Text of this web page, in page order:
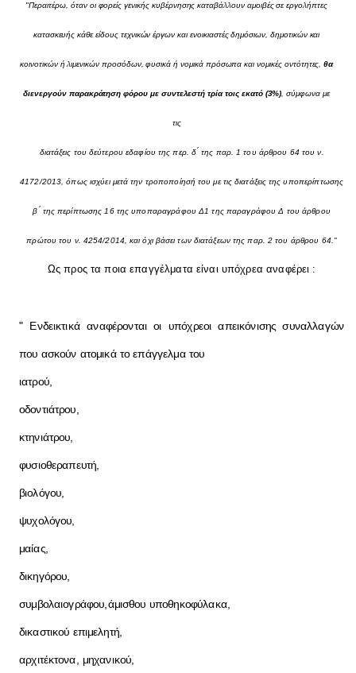
"Περαιτέρω, όταν οι φορείς γενικής κυβέρνησης καταβάλλουν αμοιβές σε εργολήπτες
κατασκευής κάθε είδους τεχνικών έργων και ενοικιαστές δημόσιων, δημοτικών και
κοινοτικών ή λιμενικών προσόδων, φυσικά ή νομικά πρόσωπα και νομικές οντότητες,θα
διενεργούν παρακράτηση φόρου με συντελεστή τρία τοις εκατό (3%) , σύμφωνα με
τις
διατάξεις του δεύτερου εδαφίου της περ. δ ́ της παρ. 1 του άρθρου 64 του ν.
4172/2013, όπως ισχύει μετά την τροποποίησή του με τις διατάξεις της υποπερίπτωσης
β ́ της περίπτωσης 16 της υποπαραγράφου Δ1 της παραγράφου Δ του άρθρου
πρώτου του ν. 4254/2014, και όχι βάσει των διατάξεων της παρ. 2 του άρθρου 64."
Ως προς τα ποια επαγγέλματα είναι υπόχρεα αναφέρει :
" Ενδεικτικά αναφέρονται οι υπόχρεοι απεικόνισης συναλλαγών
που ασκούν ατομικά το επάγγελμα του
ιατρού,
οδοντιάτρου,
κτηνιάτρου,
φυσιοθεραπευτή,
βιολόγου,
ψυχολόγου,
μαίας,
δικηγόρου,
συμβολαιογράφου,άμισθου υποθηκοφύλακα,
δικαστικού επιμελητή,
αρχιτέκτονα, μηχανικού,